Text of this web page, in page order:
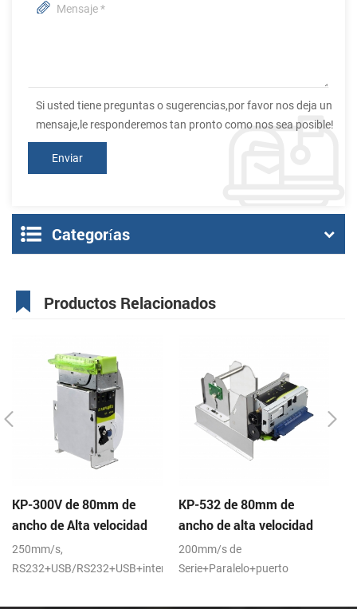
Si usted tiene preguntas o sugerencias,por favor nos deja un
mensaje,le responderemos tan pronto como nos sea posible!
Categorías
Productos Relacionados
KP-300V de 80mm de
ancho de Alta velocidad
de la Impresora Térmica
del Quiosco
250mm/s,
RS232+USB/RS232+USB+interfaces
KP-532 de 80mm de
ancho de alta velocidad
de la impresora térmica
del quiosco
200mm/s de
Serie+Paralelo+puerto